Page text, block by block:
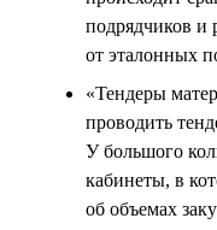
подрядчиков и
от эталонных
«Тендеры
проводить
У большого
кабинеты, в
об объемах